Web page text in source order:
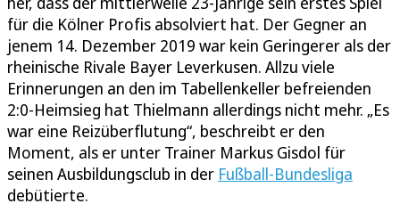
für die Kölner Profis absolviert hat. Der Gegner an
jenem 14. Dezember 2019 war kein Geringerer als der
rheinische Rivale Bayer Leverkusen. Allzu viele
Erinnerungen an den im Tabellenkeller befreienden
2:0-Heimsieg hat Thielmann allerdings nicht mehr. „Es
war eine Reizüberflutung“, beschreibt er den
Moment, als er unter Trainer Markus Gisdol für
seinen Ausbildungsclub in der Fußball-Bundesliga
debütierte.